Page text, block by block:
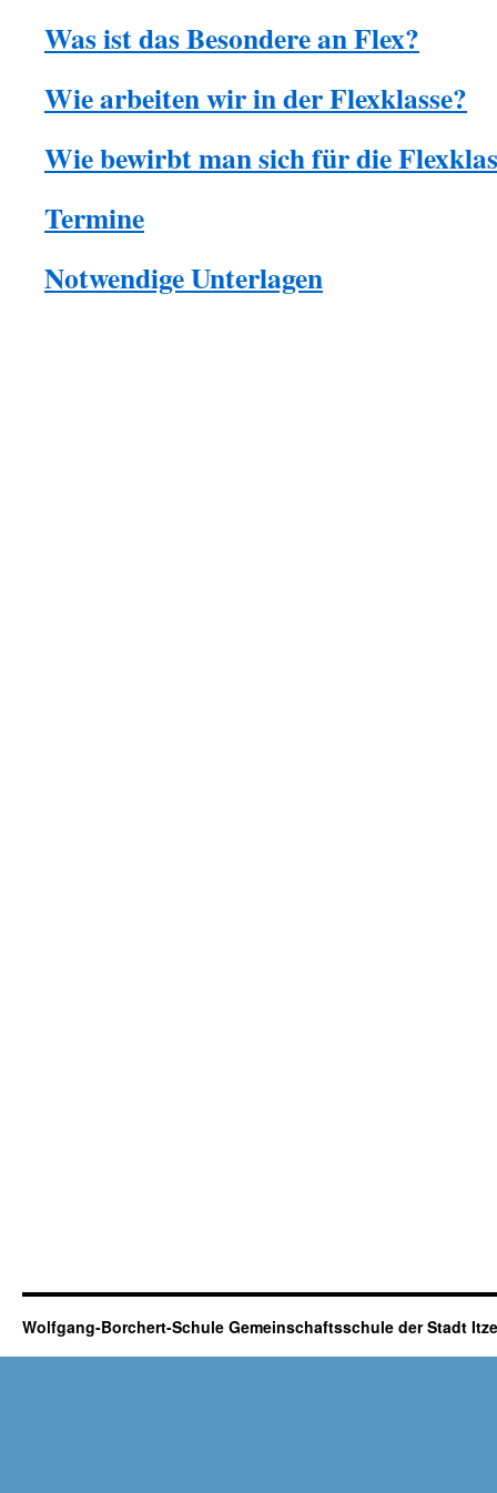
Was ist das Besondere an Flex?
Wie arbeiten wir in der Flexklasse?
Wie bewirbt man sich für die
Termine
Notwendige Unterlagen
Wolfgang-Borchert-Schule Gemeinschaftsschule der Stadt